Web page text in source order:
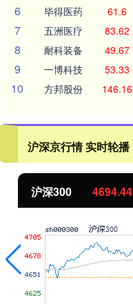
6 毕得医药 61.6
7 五洲医疗 83.62
8 耐科装备 49.67
9 一博科技 53.33
10 方邦股份 146.16
沪深京行情 实时轮播
0.93%